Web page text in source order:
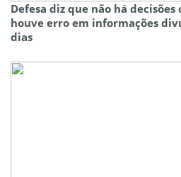
Defesa diz que não há
houve erro em informações
dias